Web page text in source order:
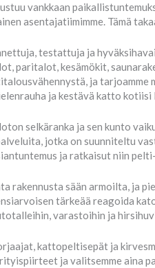
vankkaan
asentajatiimimme. Tämä
testattuja ja
paritalot, kesämökit,
ja
ja kestävä katto
selkäranka ja sen kunto
jotka on suunniteltu
ja ratkaisut niin
rakennusta sään armoilta, ja
tärkeää reagoida
varastoihin ja
kattopeltisepät ja
ja valitsemme aina